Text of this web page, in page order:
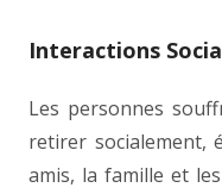
Interactions
Les personnes
retirer socialement,
amis, la famille et